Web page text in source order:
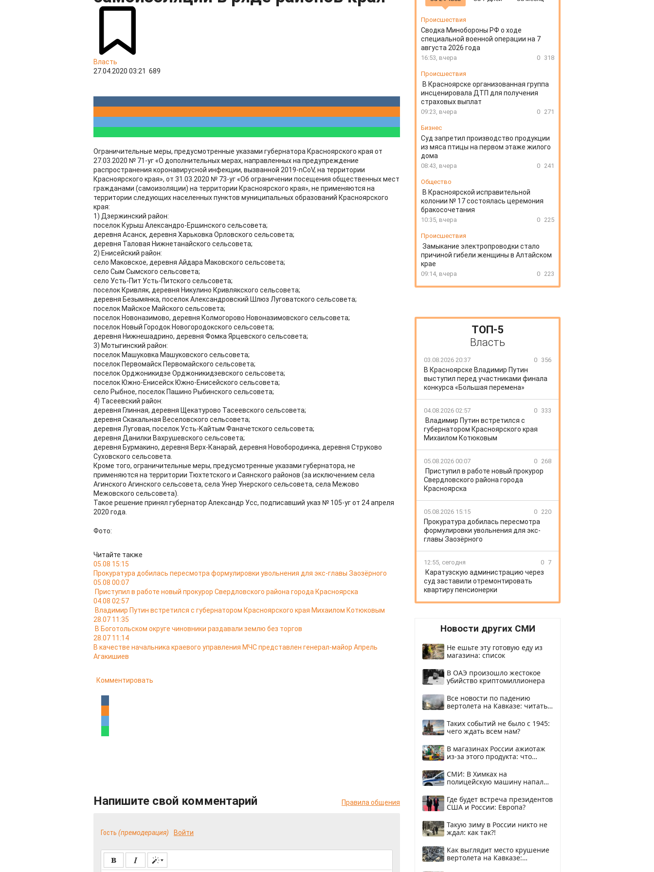
Власть
27.04.2020 03:21 689
Ограничительные меры, предусмотренные указами губернатора Красноярского края от
27.03.2020 № 71-уг «О дополнительных мерах, направленных на предупреждение
распространения коронавирусной инфекции, вызванной 2019-nCoV, на территории
Красноярского края», от 31.03.2020 № 73-уг «Об ограничении посещения общественных мест
гражданами (самоизоляции) на территории Красноярского края», не применяются на
территории следующих населенных пунктов муниципальных образований Красноярского
края:
1) Дзержинский район:
поселок Курыш Александро-Ершинского сельсовета;
деревня Асанск, деревня Харьковка Орловского сельсовета;
деревня Таловая Нижнетанайского сельсовета;
2) Енисейский район:
село Маковское, деревня Айдара Маковского сельсовета;
село Сым Сымского сельсовета;
село Усть-Пит Усть-Питского сельсовета;
поселок Кривляк, деревня Никулино Кривлякского сельсовета;
деревня Безымянка, поселок Александровский Шлюз Луговатского сельсовета;
поселок Майское Майского сельсовета;
поселок Новоназимово, деревня Колмогорово Новоназимовского сельсовета;
поселок Новый Городок Новогородокского сельсовета;
деревня Нижнешадрино, деревня Фомка Ярцевского сельсовета;
3) Мотыгинский район:
поселок Машуковка Машуковского сельсовета;
поселок Первомайск Первомайского сельсовета;
поселок Орджоникидзе Орджоникидзевского сельсовета;
поселок Южно-Енисейск Южно-Енисейского сельсовета;
село Рыбное, поселок Пашино Рыбинского сельсовета;
4) Тасеевский район:
деревня Глинная, деревня Щекатурово Тасеевского сельсовета;
деревня Скакальная Веселовского сельсовета;
деревня Луговая, поселок Усть-Кайтым Фаначетского сельсовета;
деревня Данилки Вахрушевского сельсовета;
деревня Бурмакино, деревня Верх-Канарай, деревня Новобородинка, деревня Струково
Суховского сельсовета.
Кроме того, ограничительные меры, предусмотренные указами губернатора, не
применяются на территории Тюхтетского и Саянского районов (за исключением села
Агинского Агинского сельсовета, села Унер Унерского сельсовета, села Межово
Межовского сельсовета).
Такое решение принял губернатор Александр Усс, подписавший указ № 105-уг от 24 апреля
2020 года.
Фото:
Читайте также
05.08 15:15
Прокуратура добилась пересмотра формулировки увольнения для экс-главы Заозёрного
05.08 00:07
Приступил в работе новый прокурор Свердловского района города Красноярска
04.08 02:57
Владимир Путин встретился с губернатором Красноярского края Михаилом Котюковым
28.07 11:35
В Боготольском округе чиновники раздавали землю без торгов
28.07 11:14
В качестве начальника краевого управления МЧС представлен генерал-майор Апрель
Агакишиев
Комментировать
Напишите свой комментарий Правила общения
Гость (премодерация) Войти
Происшествия
Сводка Минобороны РФ о ходе
специальной военной операции на 7
августа 2026 года
16:53, вчера 0 318
Происшествия
В Красноярске организованная группа
инсценировала ДТП для получения
страховых выплат
09:23, вчера 0 271
Бизнес
Суд запретил производство продукции
из мяса птицы на первом этаже жилого
дома
08:43, вчера 0 241
Общество
В Красноярской исправительной
колонии № 17 состоялась церемония
бракосочетания
10:35, вчера 0 225
Происшествия
Замыкание электропроводки стало
причиной гибели женщины в Алтайском
крае
09:14, вчера 0 223
ТОП-5
Власть
03.08.2026 20:37 0 356
В Красноярске Владимир Путин
выступил перед участниками финала
конкурса «Большая перемена»
04.08.2026 02:57 0 333
Владимир Путин встретился с
губернатором Красноярского края
Михаилом Котюковым
05.08.2026 00:07 0 268
Приступил в работе новый прокурор
Свердловского района города
Красноярска
05.08.2026 15:15 0 220
Прокуратура добилась пересмотра
формулировки увольнения для экс-
главы Заозёрного
12:55, сегодня 0 7
Каратузскую администрацию через
суд заставили отремонтировать
квартиру пенсионерки
Новости других СМИ
Не ешьте эту готовую еду из
магазина: список
В ОАЭ произошло жестокое
убийство криптомиллионера
Все новости по падению
вертолета на Кавказе: читать
Таких событий не было с 1945:
чего ждать всем нам?
В магазинах России ажиотаж
из-за этого продукта: что
СМИ: В Химках на
полицейскую машину напали
Где будет встреча президентов
США и России: Европа?
Такую зиму в России никто не
ждал: как так?!
Как выглядит место крушение
вертолета на Кавказе: